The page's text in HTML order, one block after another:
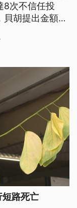
8次不信任投
胡提出金額高
工作崗位上拚
短路死亡